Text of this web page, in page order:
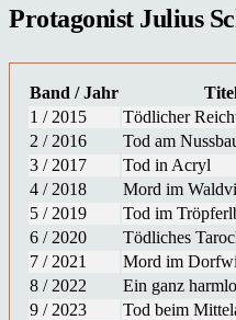
Protagonist Julius
Band / Jahr
1 / 2015
Tödlicher
2 / 2016
Tod am
3 / 2017
Tod in Acryl
4 / 2018
Mord im
5 / 2019
Tod im
6 / 2020
Tödliches
7 / 2021
Mord im
8 / 2022
Ein ganz
9 / 2023
Tod beim